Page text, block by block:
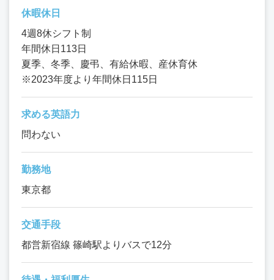
休暇休日
4週8休シフト制
年間休日113日
夏季、冬季、慶弔、有給休暇、産休育休
※2023年度より年間休日115日
求める英語力
問わない
勤務地
東京都
交通手段
都営新宿線 篠崎駅よりバスで12分